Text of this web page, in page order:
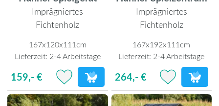
Imprägniertes
Fichtenholz
167x120x111cm
Lieferzeit: 2-4 Arbeitstage
159,- €
Imprägniertes
Fichtenholz
167x192x111cm
Lieferzeit: 2-4 Arbeitstage
264,- €